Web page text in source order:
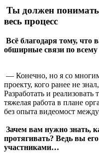
Ты должен
весь процесс
Всё благодаря тому, что
обширные связи по всему
— Конечно, но я со
проекту, кого ранее не
Разработать и
тяжелая работа в плане
без опыта видеомост
Зачем вам нужно знать,
протягивать? Ведь вы
участниками…